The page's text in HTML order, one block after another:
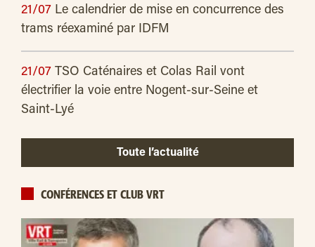
21/07 Le calendrier de mise en concurrence des
trams réexaminé par IDFM
21/07 TSO Caténaires et Colas Rail vont
électrifier la voie entre Nogent-sur-Seine et
Saint-Lyé
Toute l’actualité
CONFÉRENCES ET CLUB VRT